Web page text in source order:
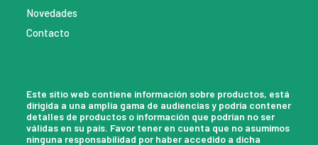
Novedades
Contacto
Este sitio web contiene información sobre productos, está
dirigida a una amplia gama de audiencias y podría contener
detalles de productos o información que podrían no ser
válidas en su país. Favor tener en cuenta que no asumimos
ninguna responsabilidad por haber accedido a dicha